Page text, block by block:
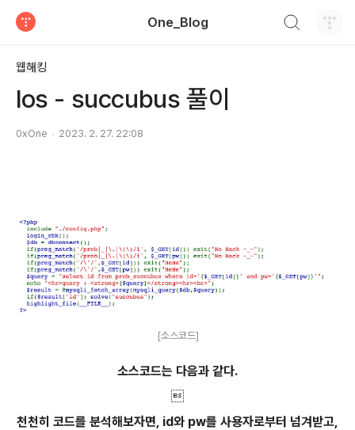
One_Blog
웹해킹
los - succubus 풀이
0xOne 2023. 2. 27. 22:08
[소스코드]
소스코드는 다음과 같다.

천천히 코드를 분석해보자면, id와 pw를 사용자로부터 넘겨받고,